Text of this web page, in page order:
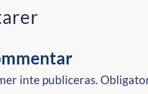
inte publiceras.